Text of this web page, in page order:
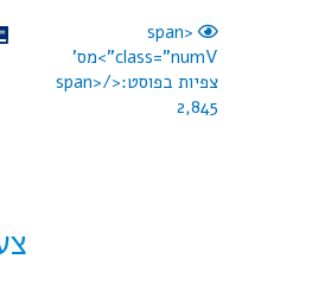
<span
class="numV">מס'
צפיות בפוסט:</span>
2,845